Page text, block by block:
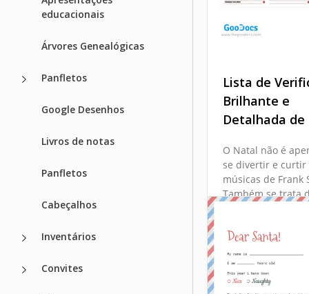
educacionais
Árvores Genealógicas
Panfletos
Google Desenhos
Livros de notas
Panfletos
Cabeçalhos
Inventários
Convites
Confira nosso
Modelo de Lista de
para uma lista de
Lista de
Brilhante e
Detalhada
O Natal não é
se divertir e curtir
músicas de Frank
Também se trata
Google Sheets